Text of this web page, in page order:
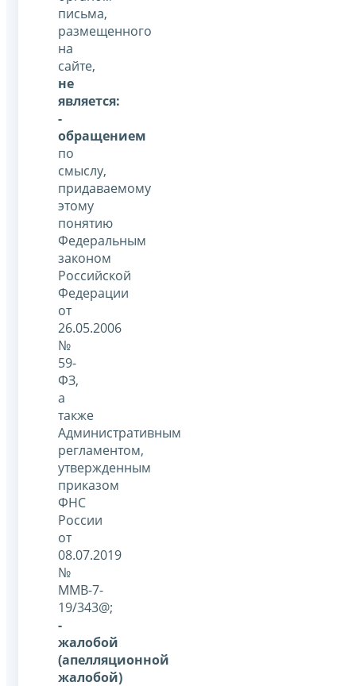
письма,
размещенного
на
сайте,
не
является:
-
обращением
по
смыслу,
придаваемому
этому
понятию
Федеральным
законом
Российской
Федерации
от
26.05.2006
№
59-
ФЗ,
а
также
Административным
регламентом,
утвержденным
приказом
ФНС
России
от
08.07.2019
№
ММВ-7-
19/343@;
-
жалобой
(апелляционной
жалобой)